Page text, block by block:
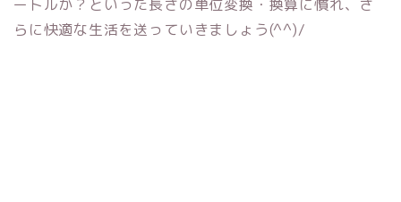
ートルか？といった長さの単位変換・換算に慣れ、さ
らに快適な生活を送っていきましょう(^^)/